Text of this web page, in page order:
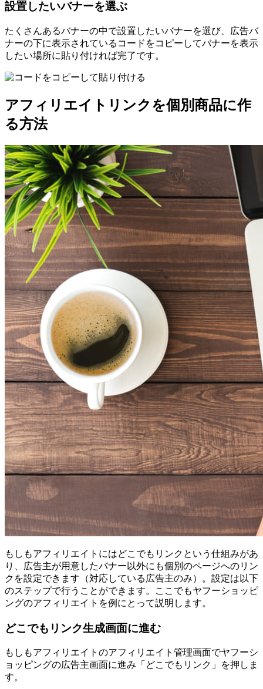
設置したいバナーを選ぶ
たくさんあるバナーの中で設置したいバナーを選び、広告バ
ナーの下に表示されているコードをコピーしてバナーを表示
したい場所に貼り付ければ完了です。
アフィリエイトリンクを個別商品に作
る方法
もしもアフィリエイトにはどこでもリンクという仕組みがあ
り、広告主が用意したバナー以外にも個別のページへのリン
クを設定できます（対応している広告主のみ）。設定は以下
のステップで行うことができます。ここでもヤフーショッピ
ングのアフィリエイトを例にとって説明します。
どこでもリンク生成画面に進む
もしもアフィリエイトのアフィリエイト管理画面でヤフーシ
ョッピングの広告主画面に進み「どこでもリンク」を押しま
す。